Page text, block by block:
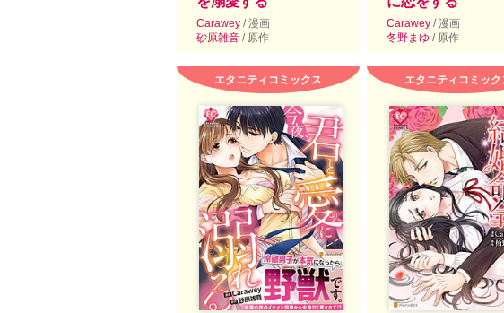
Carawey / 漫画
砂原雑音 / 原作
Carawey / 漫画
冬野まゆ / 原作
エタニティコミックス エタニティコミック